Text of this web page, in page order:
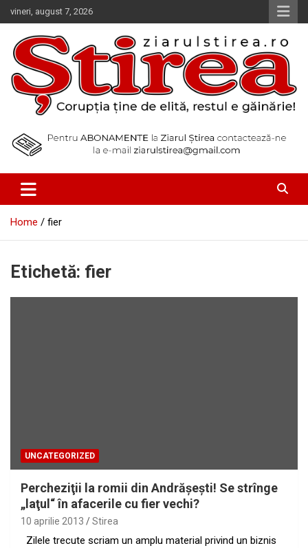
Skip
to
content
vineri, august 7, 2026
Ziarul Știrea
Home fier
Etichetă: fier
UNCATEGORIZED
Percheziţii la romii din Andrăşeşti! Se strînge
„laţul“ în afacerile cu fier vechi?
10 aprilie 2013 Stirea
Zilele trecute scriam un amplu material privind un biznis